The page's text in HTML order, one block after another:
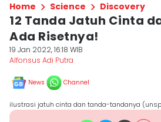
Home Science Discovery
12 Tanda Jatuh Cinta
Ada Risetnya!
19 Jan 2022, 16:18 WIB
Alfonsus Adi Putra
News Channel
ilustrasi jatuh cinta dan tanda-tandanya